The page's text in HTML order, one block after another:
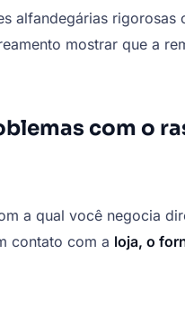
alfandegárias
mostrar que a
com o
a qual você negocia
contato com a loja, o